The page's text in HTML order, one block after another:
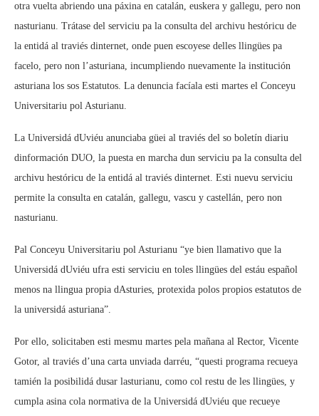
otra vuelta abriendo una páxina en catalán, euskera y gallegu, pero non
nasturianu. Trátase del serviciu pa la consulta del archivu hestóricu de
la entidá al traviés dinternet, onde puen escoyese delles llingües pa
facelo, pero non l’asturiana, incumpliendo nuevamente la institución
asturiana los sos Estatutos. La denuncia facíala esti martes el Conceyu
Universitariu pol Asturianu.
La Universidá dUviéu anunciaba güei al traviés del so boletín diariu
dinformación DUO, la puesta en marcha dun serviciu pa la consulta del
archivu hestóricu de la entidá al traviés dinternet. Esti nuevu serviciu
permite la consulta en catalán, gallegu, vascu y castellán, pero non
nasturianu.
Pal Conceyu Universitariu pol Asturianu “ye bien llamativo que la
Universidá dUviéu ufra esti serviciu en toles llingües del estáu español
menos na llingua propia dAsturies, protexida polos propios estatutos de
la universidá asturiana”.
Por ello, solicitaben esti mesmu martes pela mañana al Rector, Vicente
Gotor, al traviés d’una carta unviada darréu, “questi programa recueya
tamién la posibilidá dusar lasturianu, como col restu de les llingües, y
cumpla asina cola normativa de la Universidá dUviéu que recueye